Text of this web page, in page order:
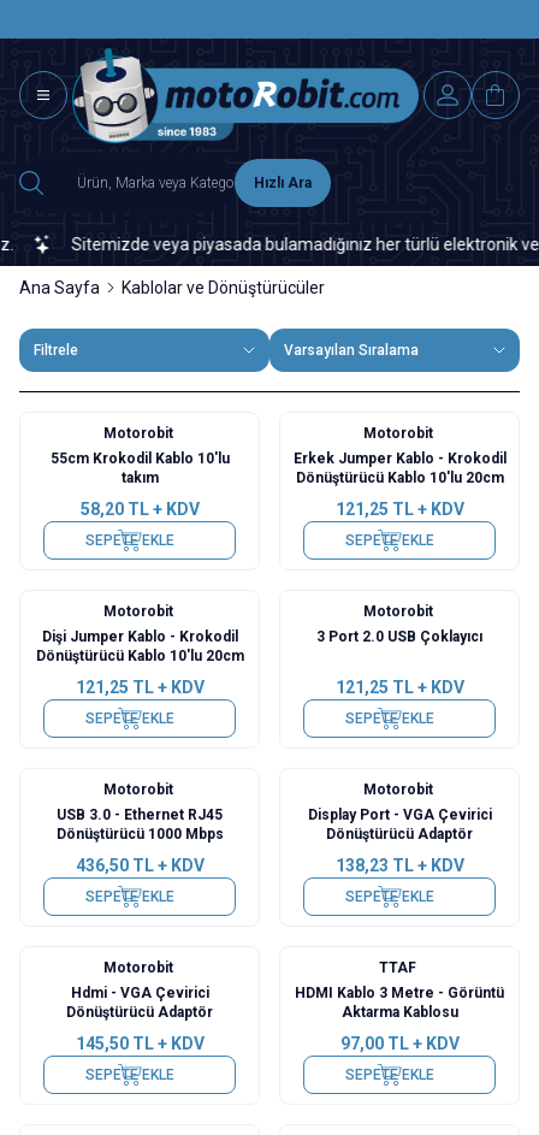
Hızlı Ara
Sitemizde veya piyasada bulamadığınız her türlü elektronik ve
Ana Sayfa Kablolar ve Dönüştürücüler
Filtrele Varsayılan Sıralama
Motorobit
55cm Krokodil Kablo 10'lu
takım
58,20TL + KDV
SEPETE EKLE
Motorobit
Erkek Jumper Kablo - Krokodil
Dönüştürücü Kablo 10'lu 20cm
121,25 TL + KDV
SEPETE EKLE
Motorobit
Dişi Jumper Kablo - Krokodil
Dönüştürücü Kablo 10'lu 20cm
121,25 TL + KDV
SEPETE EKLE
Motorobit
3 Port 2.0 USB Çoklayıcı
121,25 TL + KDV
SEPETE EKLE
Motorobit
USB 3.0 - Ethernet RJ45
Dönüştürücü 1000 Mbps
436,50TL + KDV
SEPETE EKLE
Motorobit
Display Port - VGA Çevirici
Dönüştürücü Adaptör
138,23 TL + KDV
SEPETE EKLE
Motorobit
Hdmi - VGA Çevirici
Dönüştürücü Adaptör
145,50TL + KDV
SEPETE EKLE
TTAF
HDMI Kablo 3 Metre - Görüntü
Aktarma Kablosu
97,00TL + KDV
SEPETE EKLE